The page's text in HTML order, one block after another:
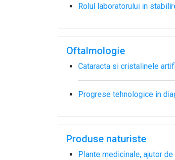
Rolul laboratorului in
Oftalmologie
Cataracta si cristalinele
Progrese tehnologice in
Produse naturiste
Plante medicinale, ajutor